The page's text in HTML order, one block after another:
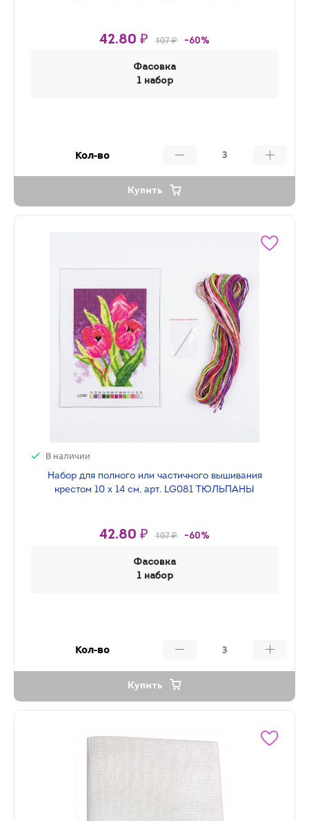
42.80 ₽ 107 ₽ -60%
Фасовка
1 набор
Кол-во
Купить
В наличии
Набор для полного или частичного вышивания
крестом 10 х 14 см, арт. LG081 ТЮЛЬПАНЫ
42.80 ₽ 107 ₽ -60%
Фасовка
1 набор
Кол-во
Купить